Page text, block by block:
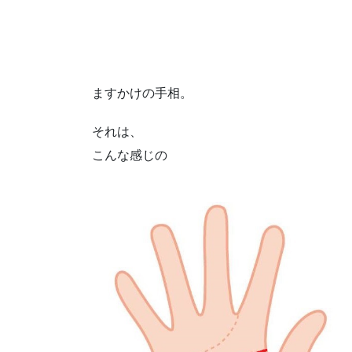
ますかけの手相。
それは、
こんな感じの